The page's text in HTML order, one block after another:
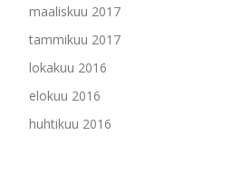
maaliskuu 2017
tammikuu 2017
lokakuu 2016
elokuu 2016
huhtikuu 2016